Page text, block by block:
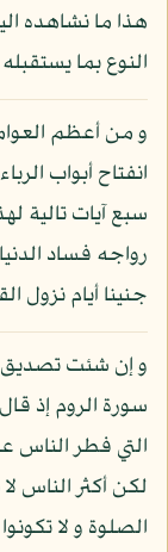
هذا ما نشاهده
النوع بما
و من أعظم
انفتاح أبواب
سبع آيات تالية
رواجه فساد
جنينا أيام نزول
و إن شئت تصديق
سورة الروم إذ
التي فطر الناس
لكن أكثر الناس
الصلوة و لا